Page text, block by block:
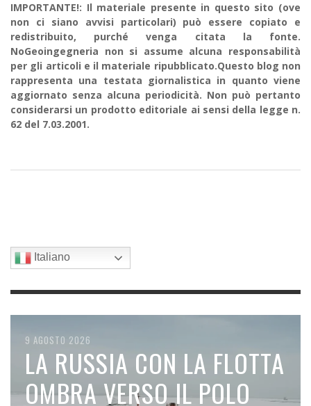
IMPORTANTE!: Il materiale presente in questo sito (ove
non ci siano avvisi particolari) può essere copiato e
redistribuito, purché venga citata la fonte.
NoGeoingegneria non si assume alcuna responsabilità
per gli articoli e il materiale ripubblicato.Questo blog non
rappresenta una testata giornalistica in quanto viene
aggiornato senza alcuna periodicità. Non può pertanto
considerarsi un prodotto editoriale ai sensi della legge n.
62 del 7.03.2001.
Italiano
9 AGOSTO 2026
COSA STA SUCCEDENDO
DAVVERO AL TEMPO E AL
9 AGOSTO 2026
LA RUSSIA CON LA FLOTTA
OMBRA VERSO IL POLO
8 AGOSTO 2026
DALL’INIZIO DELL’ANNO GLI
EMIRATI ARABI UNITI
8 AGOSTO 2026
L’INSEMINAZIONE DELLE
NUVOLE TRAMITE
7 AGOSTO 2026
SPACEX SI SCHIANTA
SULLA LUNA